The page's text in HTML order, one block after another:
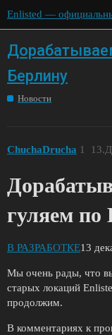
Enlisted —
Берлину
Новости
ChuchaDrucha 1
гуляем по
В РАЗРАБОТКЕ13
Мы очень рады, что
старых локаций
продолжим.
В комментариях к